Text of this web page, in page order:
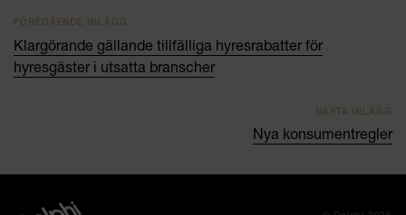
Klargörande gällande tillfälliga hyresrabatter för
hyresgäster i utsatta branscher
Nya konsumentregler